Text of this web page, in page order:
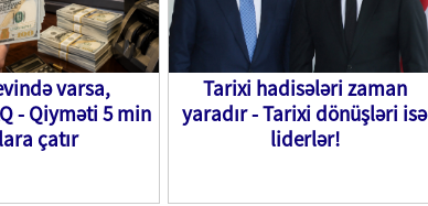
varsa,
- Qiyməti 5 min
çatır
Tarixi hadisələri zaman
yaradır - Tarixi dönüşləri isə
liderlər!